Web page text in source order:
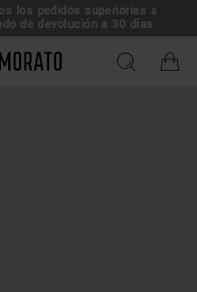
los pedidos superiories a
de devolución a 30 días
- Official